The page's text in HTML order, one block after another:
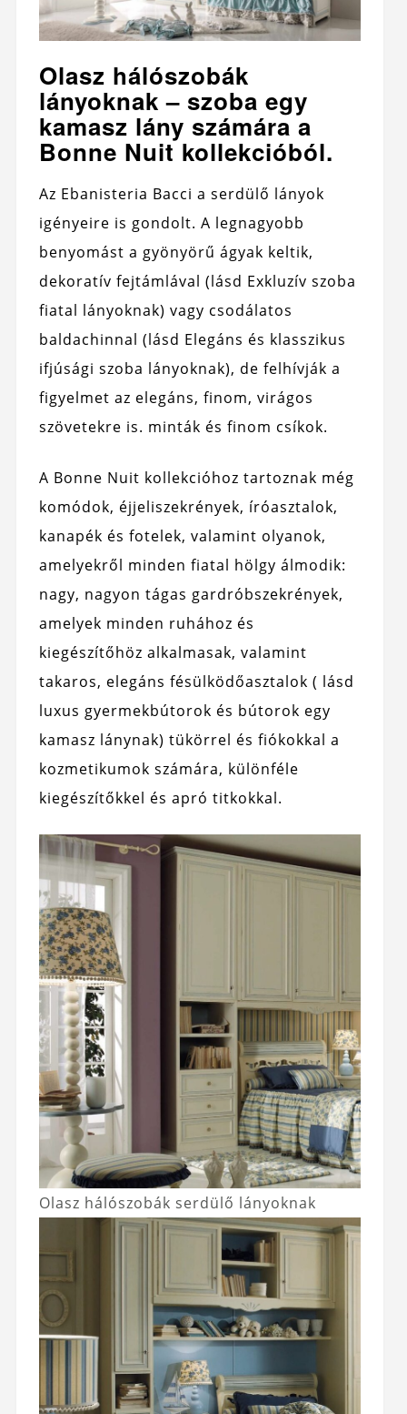
Olasz hálószobák
lányoknak – szoba egy
kamasz lány számára a
Bonne Nuit kollekcióból.
Az Ebanisteria Bacci a serdülő lányok
igényeire is gondolt. A legnagyobb
benyomást a gyönyörű ágyak keltik,
dekoratív fejtámlával (lásd Exkluzív szoba
fiatal lányoknak) vagy csodálatos
baldachinnal (lásd Elegáns és klasszikus
ifjúsági szoba lányoknak), de felhívják a
figyelmet az elegáns, finom, virágos
szövetekre is. minták és finom csíkok.
A Bonne Nuit kollekcióhoz tartoznak még
komódok, éjjeliszekrények, íróasztalok,
kanapék és fotelek, valamint olyanok,
amelyekről minden fiatal hölgy álmodik:
nagy, nagyon tágas gardróbszekrények,
amelyek minden ruhához és
kiegészítőhöz alkalmasak, valamint
takaros, elegáns fésülködőasztalok ( lásd
luxus gyermekbútorok és bútorok egy
kamasz lánynak) tükörrel és fiókokkal a
kozmetikumok számára, különféle
kiegészítőkkel és apró titkokkal.
Olasz hálószobák serdülő lányoknak